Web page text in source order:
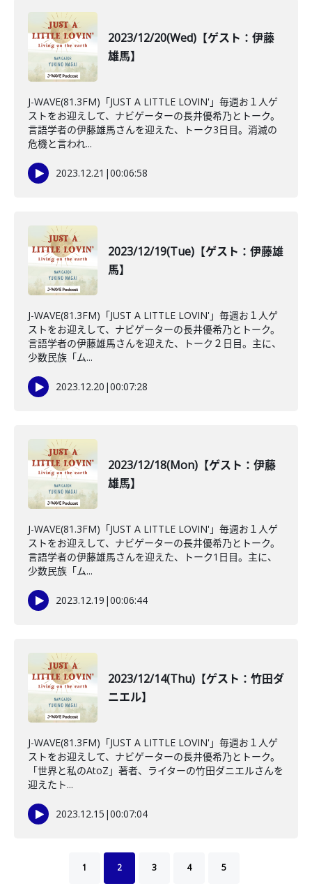
2023/12/20(Wed)【ゲスト：伊藤
雄馬】
J-WAVE(81.3FM)「JUST A LITTLE LOVIN'」毎週お１人ゲ
ストをお迎えして、ナビゲーターの長井優希乃とトーク。
言語学者の伊藤雄馬さんを迎えた、トーク3日目。消滅の
危機と言われ...
2023.12.21 |00:06:58
2023/12/19(Tue)【ゲスト：伊藤雄
馬】
J-WAVE(81.3FM)「JUST A LITTLE LOVIN'」毎週お１人ゲ
ストをお迎えして、ナビゲーターの長井優希乃とトーク。
言語学者の伊藤雄馬さんを迎えた、トーク２日目。主に、
少数民族「ム...
2023.12.20 |00:07:28
2023/12/18(Mon)【ゲスト：伊藤
雄馬】
J-WAVE(81.3FM)「JUST A LITTLE LOVIN'」毎週お１人ゲ
ストをお迎えして、ナビゲーターの長井優希乃とトーク。
言語学者の伊藤雄馬さんを迎えた、トーク1日目。主に、
少数民族「ム...
2023.12.19 |00:06:44
2023/12/14(Thu)【ゲスト：竹田ダ
ニエル】
J-WAVE(81.3FM)「JUST A LITTLE LOVIN'」毎週お１人ゲ
ストをお迎えして、ナビゲーターの長井優希乃とトーク。
「世界と私のAtoZ」著者、ライターの竹田ダニエルさんを
迎えたト...
2023.12.15 |00:07:04
1 2 3 4 5